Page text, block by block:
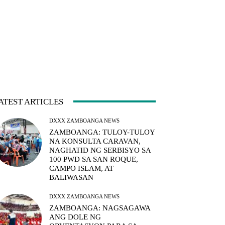
ARTICLES
DXXX ZAMBOANGA NEWS
ZAMBOANGA: TULOY-TULOY
NA KONSULTA CARAVAN,
NAGHATID NG SERBISYO SA
100 PWD SA SAN ROQUE,
CAMPO ISLAM, AT
BALIWASAN
DXXX ZAMBOANGA NEWS
ZAMBOANGA: NAGSAGAWA
ANG DOLE NG